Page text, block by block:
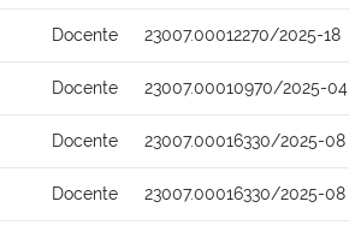
Docente 23007.00012270/2025-18
Docente 23007.00010970/2025-04
Docente 23007.00016330/2025-08
Docente 23007.00016330/2025-08